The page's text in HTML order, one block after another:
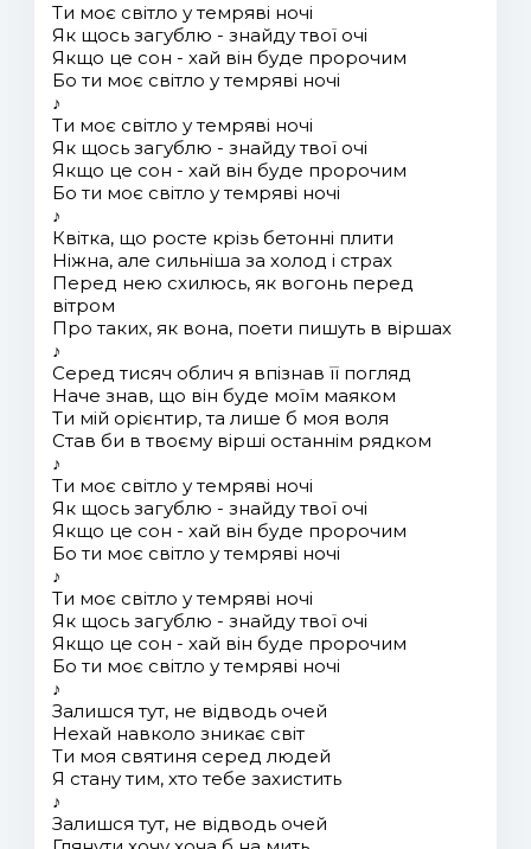
Ти моє світло у темряві ночі
Як щось загублю - знайду твої очі
Якщо це сон - хай він буде пророчим
Бо ти моє світло у темряві ночі
♪
Ти моє світло у темряві ночі
Як щось загублю - знайду твої очі
Якщо це сон - хай він буде пророчим
Бо ти моє світло у темряві ночі
♪
Квітка, що росте крізь бетонні плити
Ніжна, але сильніша за холод і страх
Перед нею схилюсь, як вогонь перед
вітром
Про таких, як вона, поети пишуть в віршах
♪
Серед тисяч облич я впізнав її погляд
Наче знав, що він буде моїм маяком
Ти мій орієнтир, та лише б моя воля
Став би в твоєму вірші останнім рядком
♪
Ти моє світло у темряві ночі
Як щось загублю - знайду твої очі
Якщо це сон - хай він буде пророчим
Бо ти моє світло у темряві ночі
♪
Ти моє світло у темряві ночі
Як щось загублю - знайду твої очі
Якщо це сон - хай він буде пророчим
Бо ти моє світло у темряві ночі
♪
Залишся тут, не відводь очей
Нехай навколо зникає світ
Ти моя святиня серед людей
Я стану тим, хто тебе захистить
♪
Залишся тут, не відводь очей